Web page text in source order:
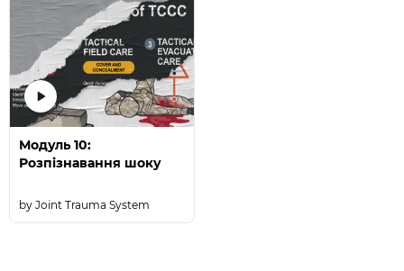
Модуль 10:
Розпізнавання шоку
Joint Trauma System